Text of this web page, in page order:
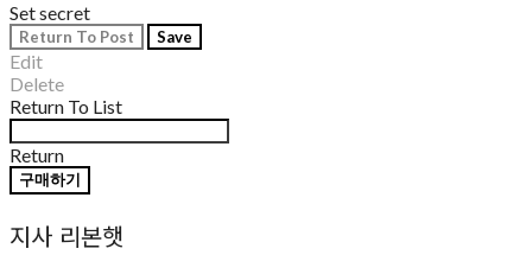
Set secret
Return To Post Save
Edit
Delete
Return To List
Return
구매하기
지사 리본햇